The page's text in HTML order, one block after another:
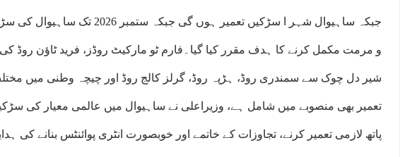
جبکہ ساہیوال شہر ا سڑکیں تعمیر ہوں گی جبکہ
و مرمت مکمل کرنے کا ہدف مقرر کیا گیا۔فارم ٹو مارکیٹ روڈز، فرید ٹاﺅن روڈ
شیر دل چوک سے سمندری روڈ، ہڑپہ روڈ، گرلز کالج روڈ اور چیچہ وطنی میں
تعمیر بھی منصوبے میں شامل ہے، وزیراعلی نے ساہیوال میں عالمی معیار کی
پاتھ لازمی تعمیر کرنے، تجاوزات کے خاتمے اور خوبصورت انٹری پوائنٹس بنانے کی